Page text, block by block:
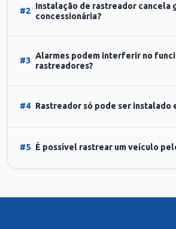
#2
Instalação de rastreador cancela
concessionária?
#3
Alarmes podem interferir no
rastreadores?
#4 Rastreador só pode ser instalado
#5 É possível rastrear um veículo